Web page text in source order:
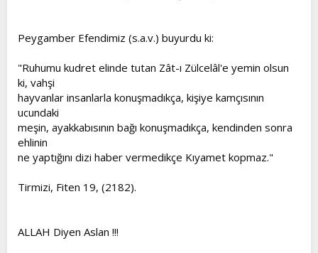
n
i
Peygamber Efendimiz (s.a.v.) buyurdu ki:
"Ruhumu kudret elinde tutan Zât-ı Zülcelâl'e yemin olsun
ki, vahşi
hayvanlar insanlarla konuşmadıkça, kişiye kamçısının
ucundaki
meşin, ayakkabısının bağı konuşmadıkça, kendinden sonra
ehlinin
ne yaptığını dizi haber vermedikçe Kıyamet kopmaz."
Tirmizi, Fiten 19, (2182).
ALLAH Diyen Aslan !!!